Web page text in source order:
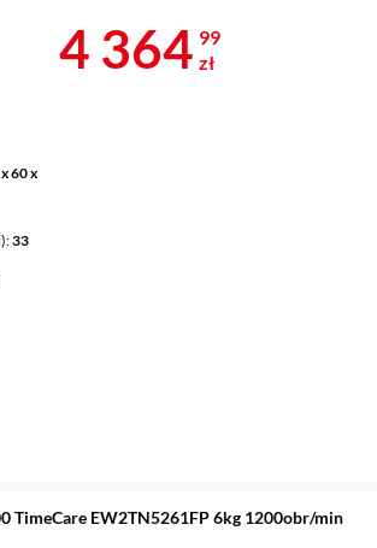
60 x
33
Cena 4
4 364 99
zł
TimeCare EW2TN5261FP 6kg 1200obr/min